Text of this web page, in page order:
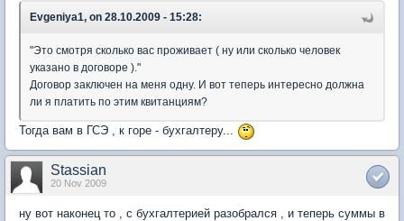
Evgeniya1, on 28.10.2009 - 15:28:
"Это смотря сколько вас проживает ( ну или сколько человек
указано в договоре )."
Договор заключен на меня одну. И вот теперь интересно должна
ли я платить по этим квитанциям?
Тогда вам в ГСЭ , к горе - бухгалтеру...
Stassian
20 Nov 2009
ну вот наконец то , с бухгалтерией разобрался , и теперь суммы в